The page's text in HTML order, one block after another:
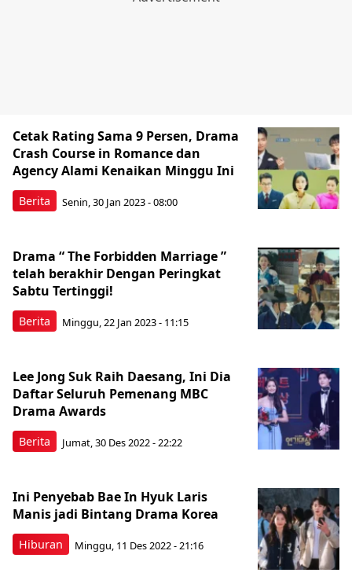
Berita
Cetak Rating Sama 9 Persen, Drama
Crash Course in Romance dan
Agency Alami Kenaikan Minggu Ini
Senin, 30 Jan 2023 - 08:00
Berita
Drama “ The Forbidden Marriage ”
telah berakhir Dengan Peringkat
Sabtu Tertinggi!
Minggu, 22 Jan 2023 - 11:15
Berita
Lee Jong Suk Raih Daesang, Ini Dia
Daftar Seluruh Pemenang MBC
Drama Awards
Jumat, 30 Des 2022 - 22:22
Hiburan
Ini Penyebab Bae In Hyuk Laris
Manis jadi Bintang Drama Korea
Minggu, 11 Des 2022 - 21:16